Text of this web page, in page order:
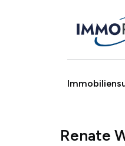
Renate